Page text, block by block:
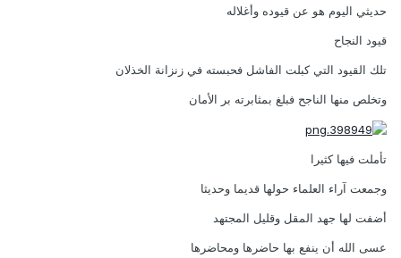
حديثي اليوم هو عن قيوده وأغلاله
قيود النجاح
تلك القيود التي كبلت الفاشل فحبسته في زنزانة الخذلان
وتخلص منها الناجح فبلغ بمثابرته بر الأمان
تأملت فيها كثيرا
وجمعت آراء العلماء حولها قديما وحديثا
أضفت لها جهد المقل وقليل المجتهد
عسى الله أن ينفع بها حاضرها ومحاضرها